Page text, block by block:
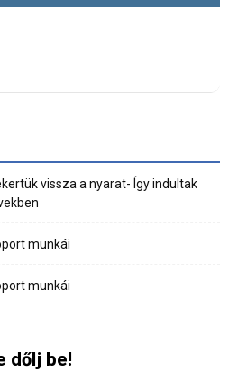
vissza a nyarat- Így indultak
munkái
munkái
dőlj be!